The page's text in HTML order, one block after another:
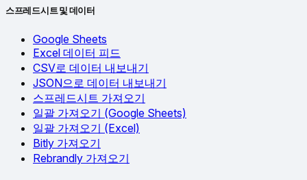
스프레드시트 및 데이터
Google Sheets
Excel 데이터 피드
CSV로 데이터 내보내기
JSON으로 데이터 내보내기
스프레드시트 가져오기
일괄 가져오기 (Google Sheets)
일괄 가져오기 (Excel)
Bitly 가져오기
Rebrandly 가져오기